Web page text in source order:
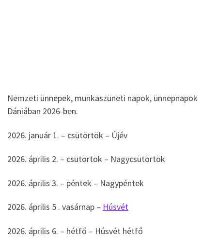
Nemzeti ünnepek, munkaszüneti napok, ünnepnapok
Dániában 2026-ben.
2026. január 1. – csütörtök – Újév
2026. április 2. – csütörtök – Nagycsütörtök
2026. április 3. – péntek – Nagypéntek
2026. április 5 . vasárnap – Húsvét
2026. április 6. – hétfő – Húsvét hétfő